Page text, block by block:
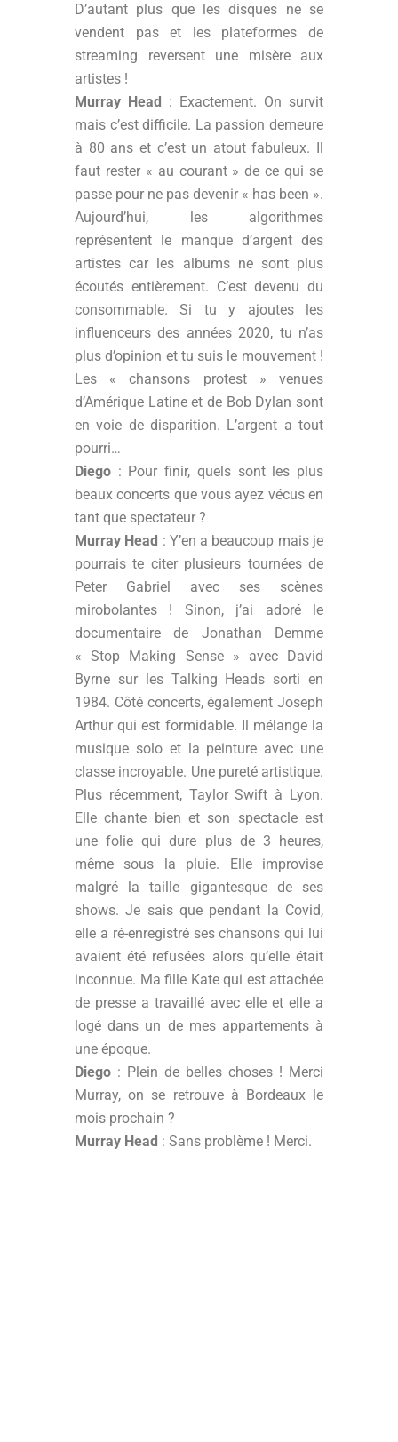
D’autant plus que les disques ne se
vendent pas et les plateformes de
streaming reversent une misère aux
artistes !
Murray Head : Exactement. On survit
mais c’est difficile. La passion demeure
à 80 ans et c’est un atout fabuleux. Il
faut rester « au courant » de ce qui se
passe pour ne pas devenir « has been ».
Aujourd’hui, les algorithmes
représentent le manque d’argent des
artistes car les albums ne sont plus
écoutés entièrement. C’est devenu du
consommable. Si tu y ajoutes les
influenceurs des années 2020, tu n’as
plus d’opinion et tu suis le mouvement !
Les « chansons protest » venues
d’Amérique Latine et de Bob Dylan sont
en voie de disparition. L’argent a tout
pourri…
Diego : Pour finir, quels sont les plus
beaux concerts que vous ayez vécus en
tant que spectateur ?
Murray Head : Y’en a beaucoup mais je
pourrais te citer plusieurs tournées de
Peter Gabriel avec ses scènes
mirobolantes ! Sinon, j’ai adoré le
documentaire de Jonathan Demme
« Stop Making Sense » avec David
Byrne sur les Talking Heads sorti en
1984. Côté concerts, également Joseph
Arthur qui est formidable. Il mélange la
musique solo et la peinture avec une
classe incroyable. Une pureté artistique.
Plus récemment, Taylor Swift à Lyon.
Elle chante bien et son spectacle est
une folie qui dure plus de 3 heures,
même sous la pluie. Elle improvise
malgré la taille gigantesque de ses
shows. Je sais que pendant la Covid,
elle a ré-enregistré ses chansons qui lui
avaient été refusées alors qu’elle était
inconnue. Ma fille Kate qui est attachée
de presse a travaillé avec elle et elle a
logé dans un de mes appartements à
une époque.
Diego : Plein de belles choses ! Merci
Murray, on se retrouve à Bordeaux le
mois prochain ?
Murray Head : Sans problème ! Merci.